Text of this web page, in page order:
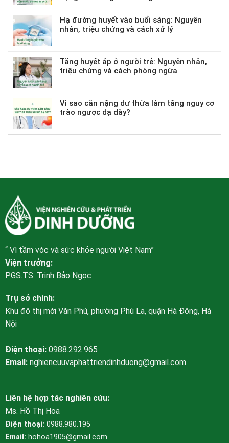
Hạ đường huyết vào buổi sáng: Nguyên
nhân, triệu chứng và cách xử lý
Tăng huyết áp ở người trẻ: Nguyên nhân,
triệu chứng và cách phòng ngừa
Vì sao cân nặng dư thừa làm tăng nguy cơ
trào ngược dạ dày?
“ Vì tầm vóc và sức khỏe người Việt Nam”
Viện trưởng:
PGS.TS. Trịnh Bảo Ngọc
Trụ sở chính:
Khu đô thị mới Văn Phú, phường Phú La, quận Hà Đông, Hà
Nội
Điện thoại: 0988.292.965
Email: nghiencuuvaphattriendinhduong@gmail.com
Liên hệ hợp tác nghiên cứu:
Ms. Hồ Thị Hoa
Điện thoại: 0988.980.195
Email: hohoa1905@gmail.com